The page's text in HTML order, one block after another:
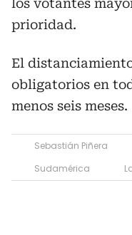
los votantes
prioridad.
El
obligatorios en
menos seis meses.
Sebastián Piñera
Sudamérica